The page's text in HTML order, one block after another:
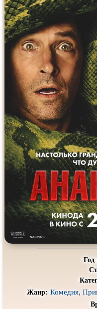
Перевод Кубик в Кубе
Пеплум
Постапокалипсис
Про акул
Про богатых
Про вампиров
Про викингов
Про гангстеров
Про деревню
Про драконов
Про зомби
Про корабли и подводные
лодки
Про любовь
Про мафию
во
Год
Жанр: Комедия,